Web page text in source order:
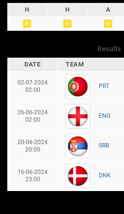
H H A
D D D
Results
DATE TEAM
02-07-2024
02:00
PRT
26-06-2024
02:00
ENG
20-06-2024
20:00
SRB
16-06-2024
23:00
DNK